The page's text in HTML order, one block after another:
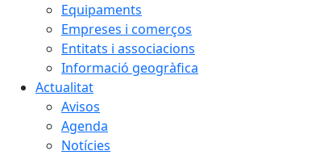
Equipaments
Empreses i comerços
Entitats i associacions
Informació geogràfica
Actualitat
Avisos
Agenda
Notícies